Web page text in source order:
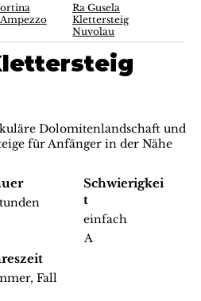
Ra Gusela
Klettersteig
Nuvolau
Dolomitenlandschaft und
für Anfänger in der Nähe
Schwierigkei
t
einfach
A
Fall